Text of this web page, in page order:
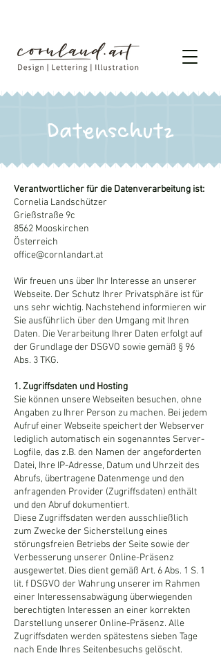
Datenschutz
Verantwortlicher für die Datenverarbeitung ist:
Cornelia Landschützer
Grießstraße 9c
8562 Mooskirchen
Österreich
office@cornlandart.at
Wir freuen uns über Ihr Interesse an unserer
Webseite. Der Schutz Ihrer Privatsphäre ist für
uns sehr wichtig. Nachstehend informieren wir
Sie ausführlich über den Umgang mit Ihren
Daten. Die Verarbeitung Ihrer Daten erfolgt auf
der Grundlage der DSGVO sowie gemäß § 96
Abs. 3 TKG.
1. Zugriffsdaten und Hosting
Sie können unsere Webseiten besuchen, ohne
Angaben zu Ihrer Person zu machen. Bei jedem
Aufruf einer Webseite speichert der Webserver
lediglich automatisch ein sogenanntes Server-
Logfile, das z.B. den Namen der angeforderten
Datei, Ihre IP-Adresse, Datum und Uhrzeit des
Abrufs, übertragene Datenmenge und den
anfragenden Provider (Zugriffsdaten) enthält
und den Abruf dokumentiert.
Diese Zugriffsdaten werden ausschließlich
zum Zwecke der Sicherstellung eines
störungsfreien Betriebs der Seite sowie der
Verbesserung unserer Online-Präsenz
ausgewertet. Dies dient gemäß Art. 6 Abs. 1 S. 1
lit. f DSGVO der Wahrung unserer im Rahmen
einer Interessensabwägung überwiegenden
berechtigten Interessen an einer korrekten
Darstellung unserer Online-Präsenz. Alle
Zugriffsdaten werden spätestens sieben Tage
nach Ende Ihres Seitenbesuchs gelöscht.